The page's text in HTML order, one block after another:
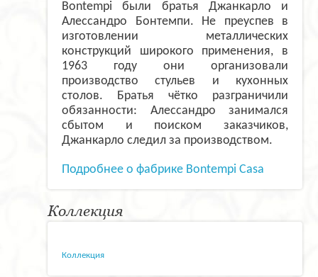
Bontempi были братья Джанкарло и
Алессандро Бонтемпи. Не преуспев в
изготовлении металлических
конструкций широкого применения, в
1963 году они организовали
производство стульев и кухонных
столов. Братья чётко разграничили
обязанности: Алессандро занимался
сбытом и поиском заказчиков,
Джанкарло следил за производством.
Подробнее о фабрике Bontempi Casa
Коллекция
Коллекция